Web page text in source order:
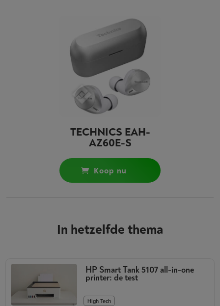
TECHNICS EAH-
AZ60E-S
koop nu
In hetzelfde thema
HP Smart Tank 5107 all-in-one
printer: de test
High Tech